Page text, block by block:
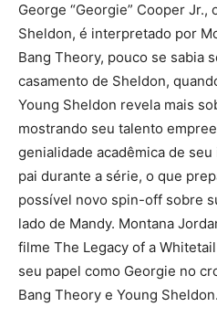
George “Georgie” Cooper Jr.,
Sheldon, é interpretado por
Bang Theory, pouco se sabia
casamento de Sheldon,
Young Sheldon revela mais
mostrando seu talento
genialidade acadêmica de
pai durante a série, o que
possível novo spin-off sobre
lado de Mandy. Montana
filme The Legacy of a
seu papel como Georgie no
Bang Theory e Young Sheldon.